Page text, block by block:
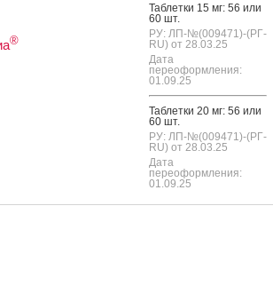
®
Таб­летки 15 мг: 56 или
60 шт.
РУ: ЛП-№(009471)-(РГ-
RU) от 28.03.25
Дата
переоформления:
01.09.25
Таб­летки 20 мг: 56 или
60 шт.
РУ: ЛП-№(009471)-(РГ-
RU) от 28.03.25
Дата
переоформления:
01.09.25